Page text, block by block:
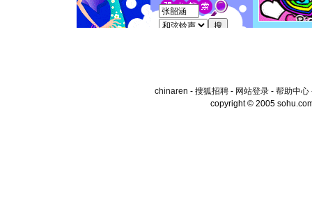
chinaren - 搜狐招聘- 网站登录- 帮助中心
copyright © 2005